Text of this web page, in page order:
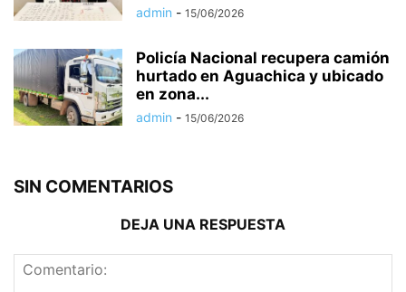
admin - 15/06/2026
Policía Nacional recupera camión
hurtado en Aguachica y ubicado
en zona...
admin - 15/06/2026
SIN COMENTARIOS
DEJA UNA RESPUESTA